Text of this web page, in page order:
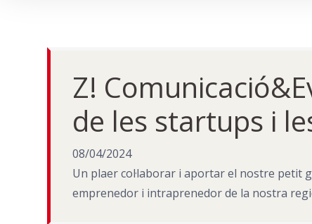
Z!
de les startups i
08/04/2024
Un plaer col·laborar i aportar el nostre petit
emprenedor i intraprenedor de la nostra